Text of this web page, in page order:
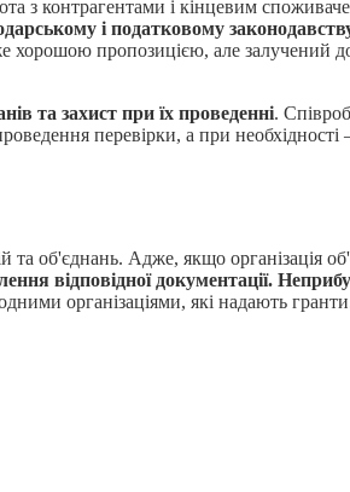
з контрагентами і кінцевим
і податковому
хорошою пропозицією, але залучений
та захист при їх проведенні.
перевірки, а при необхідності
та об'єднань. Адже, якщо організація
відповідної документації.
організаціями, які надають